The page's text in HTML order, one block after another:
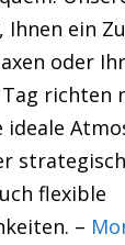
ein
oder
richten
ideale
flexible
–